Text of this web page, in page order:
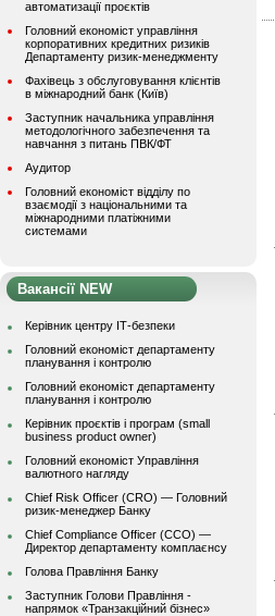
автоматизації проєктів
Головний економіст управління
корпоративних кредитних ризиків
Департаменту ризик-менеджменту
Фахівець з обслуговування клієнтів
в міжнародний банк (Київ)
Заступник начальника управління
методологічного забезпечення та
навчання з питань ПВК/ФТ
Аудитор
Головний економіст відділу по
взаємодії з національними та
міжнародними платіжними
системами
Вакансії NEW
Керівник центру ІТ-безпеки
Головний економіст департаменту
планування і контролю
Головний економіст департаменту
планування і контролю
Керівник проєктів і програм (small
business product owner)
Головний економіст Управління
валютного нагляду
Chief Risk Officer (CRO) — Головний
ризик-менеджер Банку
Chief Compliance Officer (CCO) —
Директор департаменту комплаєнсу
Голова Правління Банку
Заступник Голови Правління -
напрямок «Транзакційний бізнес»